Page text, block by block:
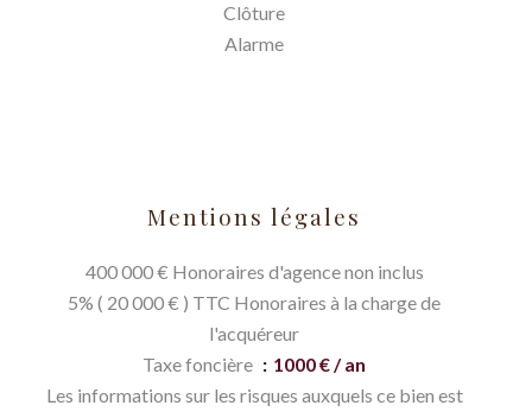
Clôture
Alarme
Mentions légales
400 000 € Honoraires d'agence non inclus
5% ( 20 000 € ) TTC Honoraires à la charge de
l'acquéreur
Taxe foncière
1000 € / an
Les informations sur les risques auxquels ce bien est